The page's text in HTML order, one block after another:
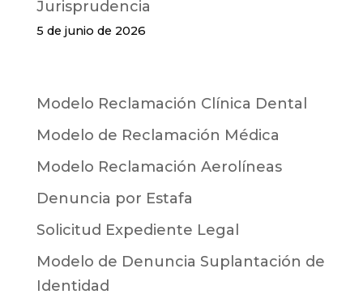
Jurisprudencia
5 de junio de 2026
Modelo Reclamación Clínica Dental
Modelo de Reclamación Médica
Modelo Reclamación Aerolíneas
Denuncia por Estafa
Solicitud Expediente Legal
Modelo de Denuncia Suplantación de
Identidad